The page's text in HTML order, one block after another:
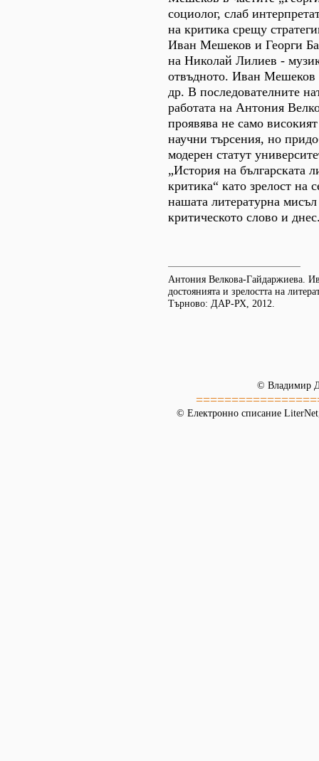
социолог, слаб
на критика срещу
Иван Мешеков и Георги
на Николай Лилиев -
отвъдното. Иван
др. В последователните
работата на Антония
проявява не само
научни търсения, но
модерен статут
„История на българската
критика“ като зрелост на
нашата литературна
критическото слово и
Антония Велкова-Гайдаржиева.
достоянията и зрелостта на
Търново: ДАР-РХ, 2012.
© Владимир
© Електронно списание